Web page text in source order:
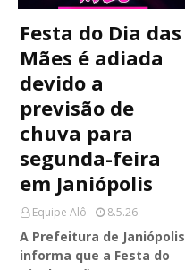
Festa do Dia das
Mães é adiada
devido a
previsão de
chuva para
segunda-feira
em Janiópolis
Equipe Alô 8.5.26
A Prefeitura de Janiópolis
informa que a Festa do